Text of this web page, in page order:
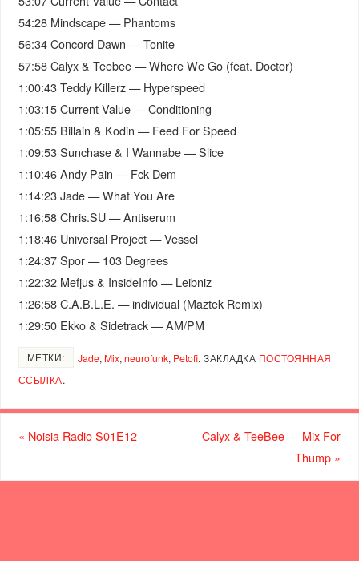
54:28 Mindscape — Phantoms
56:34 Concord Dawn — Tonite
57:58 Calyx & Teebee — Where We Go (feat. Doctor)
1:00:43 Teddy Killerz — Hyperspeed
1:03:15 Current Value — Conditioning
1:05:55 Billain & Kodin — Feed For Speed
1:09:53 Sunchase & I Wannabe — Slice
1:10:46 Andy Pain — Fck Dem
1:14:23 Jade — What You Are
1:16:58 Chris.SU — Antiserum
1:18:46 Universal Project — Vessel
1:24:37 Spor — 103 Degrees
1:22:32 Mefjus & InsideInfo — Leibniz
1:26:58 C.A.B.L.E. — individual (Maztek Remix)
1:29:50 Ekko & Sidetrack — AM/PM
МЕТКИ: Jade, Mix, neurofunk, Petofi. ЗАКЛАДКА ПОСТОЯННАЯ
ССЫЛКА.
« Noisia Radio S01E12
Calyx & TeeBee — Mix For
Thump »